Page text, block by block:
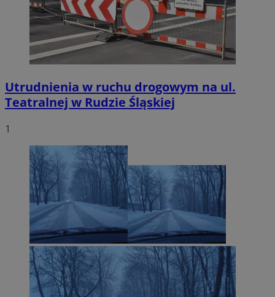
Utrudnienia w ruchu drogowym na ul.
Teatralnej w Rudzie Śląskiej
1